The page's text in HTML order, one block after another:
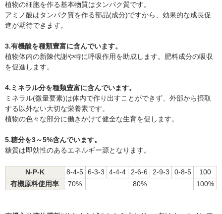
植物の細胞を作る基本物質はタンパク質です。
アミノ酸はタンパク質を作る部品(成分)ですから、効果的な成長促
進が期待できます。
3.有機酸を種類豊富に含んでいます。
植物体内の新陳代謝や特に呼吸作用を助成します。肥料成分の吸収
を促進します。
4.ミネラル分を種類豊富に含んでいます。
ミネラル(微量要素)は体内で作り出すことができず、外部から摂取
する以外ない大切な栄養素です。
植物の色々な部分に働きかけて健全な生育を促します。
5.糖分を3～5%含んでいます。
糖質は即効性のあるエネルギー源となります。
N-P-K 8-4-5 6-3-3 4-4-4 2-6-6 2-9-3 0-8-5
100
有機原料使用率
70% 80% 100%